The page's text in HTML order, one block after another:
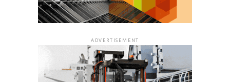
ADVERTISEMENT